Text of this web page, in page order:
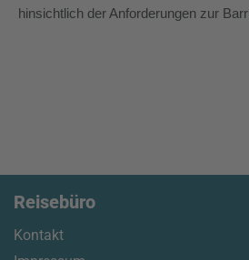
hinsichtlich der Anforderungen zur
Reisebüro
Kontakt